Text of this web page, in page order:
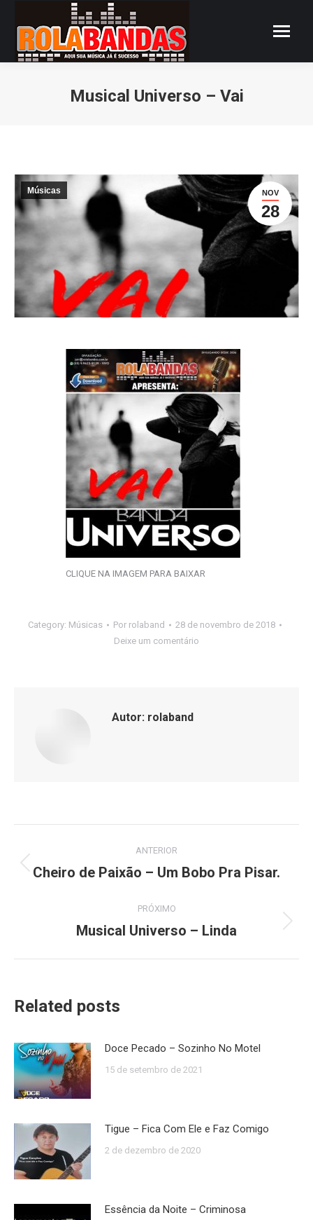
Musical Universo – Vai
NOV
28
Músicas
CLIQUE NA IMAGEM PARA BAIXAR
Category: Músicas Por rolaband
28 de novembro de 2018
Deixe um comentário
Autor: rolaband
de
ANTERIOR
Post
Cheiro de Paixão – Um Bobo Pra Pisar.
PRÓXIMO
Próximo
Musical Universo – Linda
Related posts
Doce Pecado – Sozinho No Motel
15 de setembro de 2021
Tigue – Fica Com Ele e Faz Comigo
2 de dezembro de 2020
Essência da Noite – Criminosa